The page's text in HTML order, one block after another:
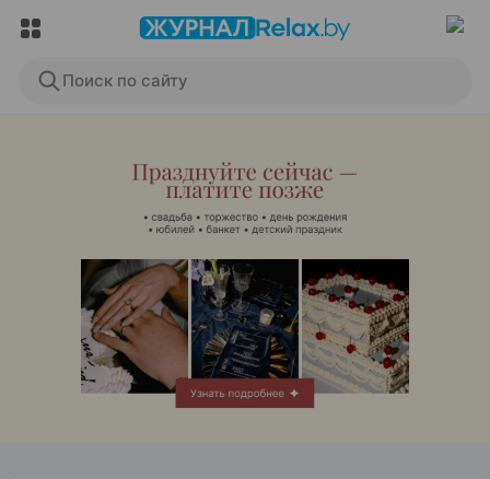
Поиск по сайту
ЭФФЕКТИВНАЯ РЕКЛАМА НА САЙТЕ